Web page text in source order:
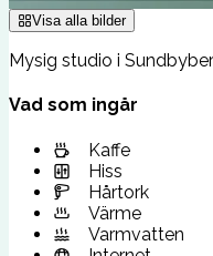
Visa alla bilder
Mysig studio i
Vad som ingår
Kaffe
Hiss
Hårtork
Värme
Varmvatten